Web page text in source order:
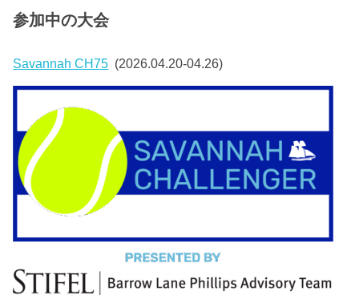
参加中の大会
Savannah CH75 (2026.04.20-04.26)